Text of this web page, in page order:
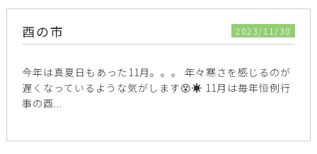
酉の市 2023/11/30
今年は真夏日もあった11月。。。 年々寒さを感じるのが
遅くなっているような気がします😵☀️ 11月は毎年恒例行
事の酉...